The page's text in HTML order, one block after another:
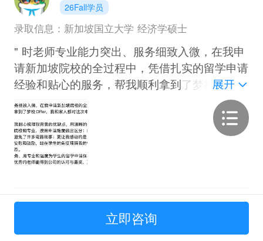
26Fall学员
录取信息：新加坡国立大学 经济学硕士
" 时老师专业能力突出、服务细致入微，在我申
请新加坡院校的全过程中，凭借扎实的留学申请
经验和贴心的服务，帮我顺利拿到了梦校
Offer，我和家人都对这次申请结果十分满意，
也由衷感谢时老师的一路陪伴。
从初次咨询开始，时老师就耐心梳理我背景的优
缺点，用清晰的逻辑为我拆解申请难点，并非常
清晰地指出我可选择的不同院校和专业，按照申
提出有见解性的建议，帮助我避免了许多弯路琐
事；更让我感动的是，申请期间我多次因等待结
果陷入焦虑，时老师会及时给予安慰和鼓励，站
立即咨询